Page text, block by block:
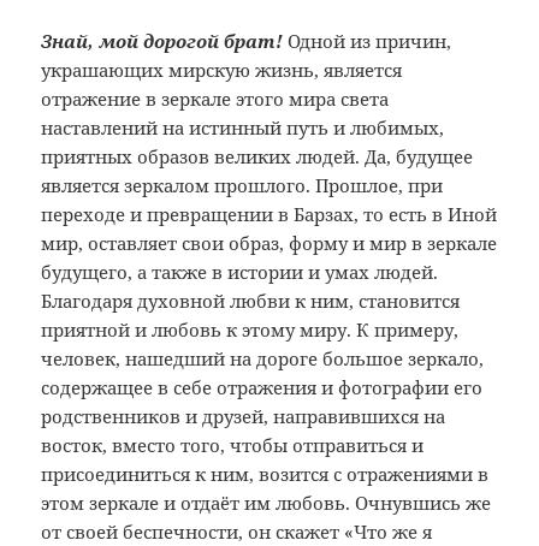
Знай, мой дорогой брат! Одной из причин,
украшающих мирскую жизнь, является
отражение в зеркале этого мира света
наставлений на истинный путь и любимых,
приятных образов великих людей. Да, будущее
является зеркалом прошлого. Прошлое, при
переходе и превращении в Барзах, то есть в Иной
мир, оставляет свои образ, форму и мир в зеркале
будущего, а также в истории и умах людей.
Благодаря духовной любви к ним, становится
приятной и любовь к этому миру. К примеру,
человек, нашедший на дороге большое зеркало,
содержащее в себе отражения и фотографии его
родственников и друзей, направившихся на
восток, вместо того, чтобы отправиться и
присоединиться к ним, возится с отражениями в
этом зеркале и отдаёт им любовь. Очнувшись же
от своей беспечности, он скажет «Что же я